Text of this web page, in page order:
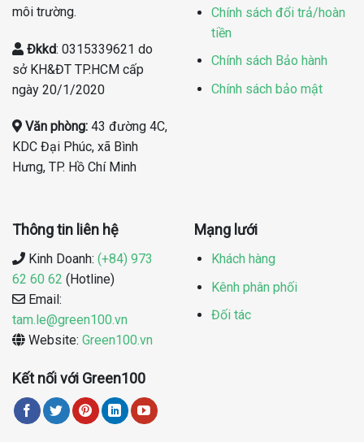
môi trường.
Đkkd: 0315339621 do
sở KH&ĐT TP.HCM cấp
ngày 20/1/2020
Văn phòng: 43 đường 4C,
KDC Đại Phúc, xã Bình
Hưng, TP. Hồ Chí Minh
Chính sách đổi trả/hoàn
tiền
Chính sách Bảo hành
Chính sách bảo mật
Thông tin liên hệ
Kinh Doanh: (+84) 973
62 60 62 (Hotline)
Email:
tam.le@green100.vn
Website: Green100.vn
Kết nối với Green100
Mạng lưới
Khách hàng
Kênh phân phối
Đối tác